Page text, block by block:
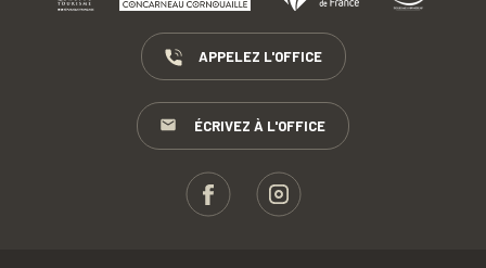
APPELEZ L'OFFICE
ÉCRIVEZ À L'OFFICE